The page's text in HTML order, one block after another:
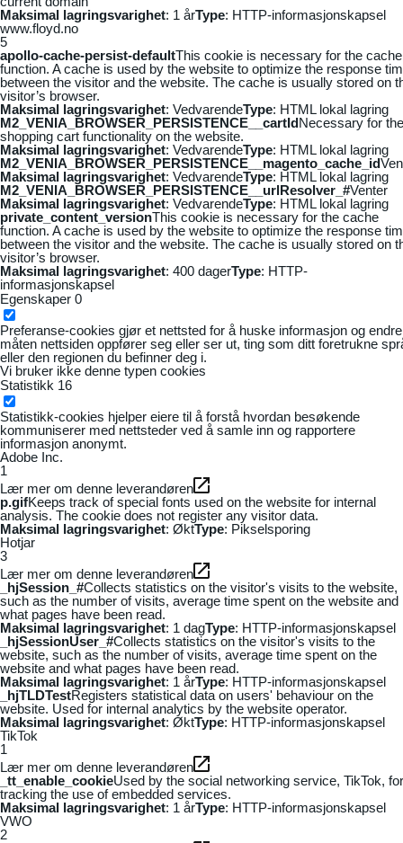
Maksimal lagringsvarighet: 1 årType: HTTP-informasjonskapsel
www.floyd.no
5
apollo-cache-persist-defaultThis cookie is necessary for the cache
function. A cache is used by the website to optimize the response
between the visitor and the website. The cache is usually stored on
visitor’s browser.
Maksimal lagringsvarighet: VedvarendeType: HTML lokal lagring
M2_VENIA_BROWSER_PERSISTENCE__cartIdNecessary for the
shopping cart functionality on the website.
Maksimal lagringsvarighet: VedvarendeType: HTML lokal lagring
M2_VENIA_BROWSER_PERSISTENCE__magento_cache_id
Maksimal lagringsvarighet: VedvarendeType: HTML lokal lagring
M2_VENIA_BROWSER_PERSISTENCE__urlResolver_#Venter
Maksimal lagringsvarighet: VedvarendeType: HTML lokal lagring
private_content_versionThis cookie is necessary for the cache
function. A cache is used by the website to optimize the response
between the visitor and the website. The cache is usually stored on
visitor’s browser.
Maksimal lagringsvarighet: 400 dagerType: HTTP-
informasjonskapsel
Egenskaper 0
Preferanse-cookies gjør et nettsted for å huske informasjon og
måten nettsiden oppfører seg eller ser ut, ting som ditt foretrukne
eller den regionen du befinner deg i.
Vi bruker ikke denne typen cookies
Statistikk 16
Statistikk-cookies hjelper eiere til å forstå hvordan besøkende
kommuniserer med nettsteder ved å samle inn og rapportere
informasjon anonymt.
Adobe Inc.
1
Lær mer om denne leverandøren
p.gifKeeps track of special fonts used on the website for internal
analysis. The cookie does not register any visitor data.
Maksimal lagringsvarighet: ØktType: Pikselsporing
Hotjar
3
Lær mer om denne leverandøren
_hjSession_#Collects statistics on the visitor's visits to the website,
such as the number of visits, average time spent on the website and
what pages have been read.
Maksimal lagringsvarighet: 1 dagType: HTTP-informasjonskapsel
_hjSessionUser_#Collects statistics on the visitor's visits to the
website, such as the number of visits, average time spent on the
website and what pages have been read.
Maksimal lagringsvarighet: 1 årType: HTTP-informasjonskapsel
_hjTLDTestRegisters statistical data on users' behaviour on the
website. Used for internal analytics by the website operator.
Maksimal lagringsvarighet: ØktType: HTTP-informasjonskapsel
TikTok
1
Lær mer om denne leverandøren
_tt_enable_cookieUsed by the social networking service, TikTok, for
tracking the use of embedded services.
Maksimal lagringsvarighet: 1 årType: HTTP-informasjonskapsel
VWO
2